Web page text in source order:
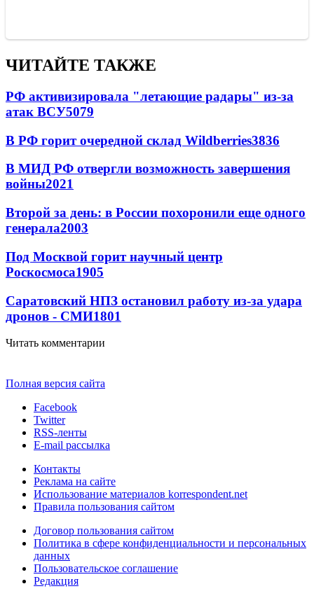
ЧИТАЙТЕ ТАКЖЕ
РФ активизировала "летающие радары" из-за
атак ВСУ5079
В РФ горит очередной склад Wildberries3836
В МИД РФ отвергли возможность завершения
войны2021
Второй за день: в России похоронили еще одного
генерала2003
Под Москвой горит научный центр
Роскосмоса1905
Саратовский НПЗ остановил работу из-за удара
дронов - СМИ1801
Читать комментарии
Полная версия сайта
Facebook
Twitter
RSS-ленты
E-mail рассылка
Контакты
Реклама на сайте
Использование материалов korrespondent.net
Правила пользования сайтом
Договор пользования сайтом
Политика в сфере конфиденциальности и персональных
данных
Пользовательское соглашение
Редакция